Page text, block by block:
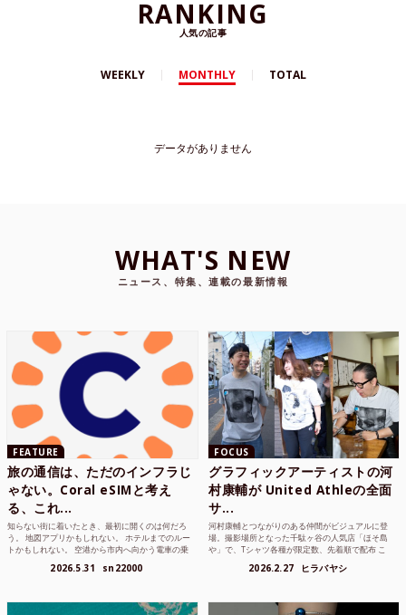
RANKING
人気の記事
WEEKLY MONTHLY TOTAL
データがありません
WHAT'S NEW
ニュース、特集、連載の最新情報
FEATURE
旅の通信は、ただのインフラじ
ゃない。Coral eSIMと考え
る、これ...
知らない街に着いたとき、最初に開くのは何だろ
う。 地図アプリかもしれない。 ホテルまでのルー
トかもしれない。 空港から市内へ向かう電車の乗
2026.5.31 sn22000
FOCUS
グラフィックアーティストの河
村康輔が United Athleの全面
サ...
河村康輔とつながりのある仲間がビジュアルに登
場。撮影場所となった千駄ヶ谷の人気店「ほそ島
や」で、Tシャツ各種が限定数、先着順で配布 こ
2026.2.27 ヒラバヤシ